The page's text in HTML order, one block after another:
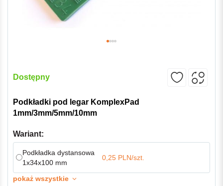
Dostępny
Podkładki pod legar KomplexPad
1mm/3mm/5mm/10mm
Wariant:
Podkładka dystansowa
1x34x100 mm
0,25 PLN/szt.
pokaż wszystkie